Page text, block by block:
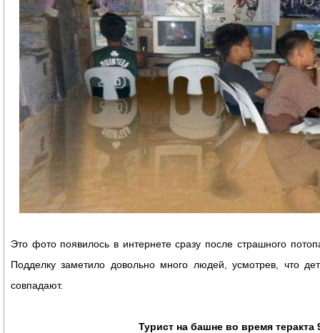
Это фото появилось в интернете сразу после страшного
Подделку заметило довольно много людей, усмотрев, что
совпадают.
Турист на башне во время теракта